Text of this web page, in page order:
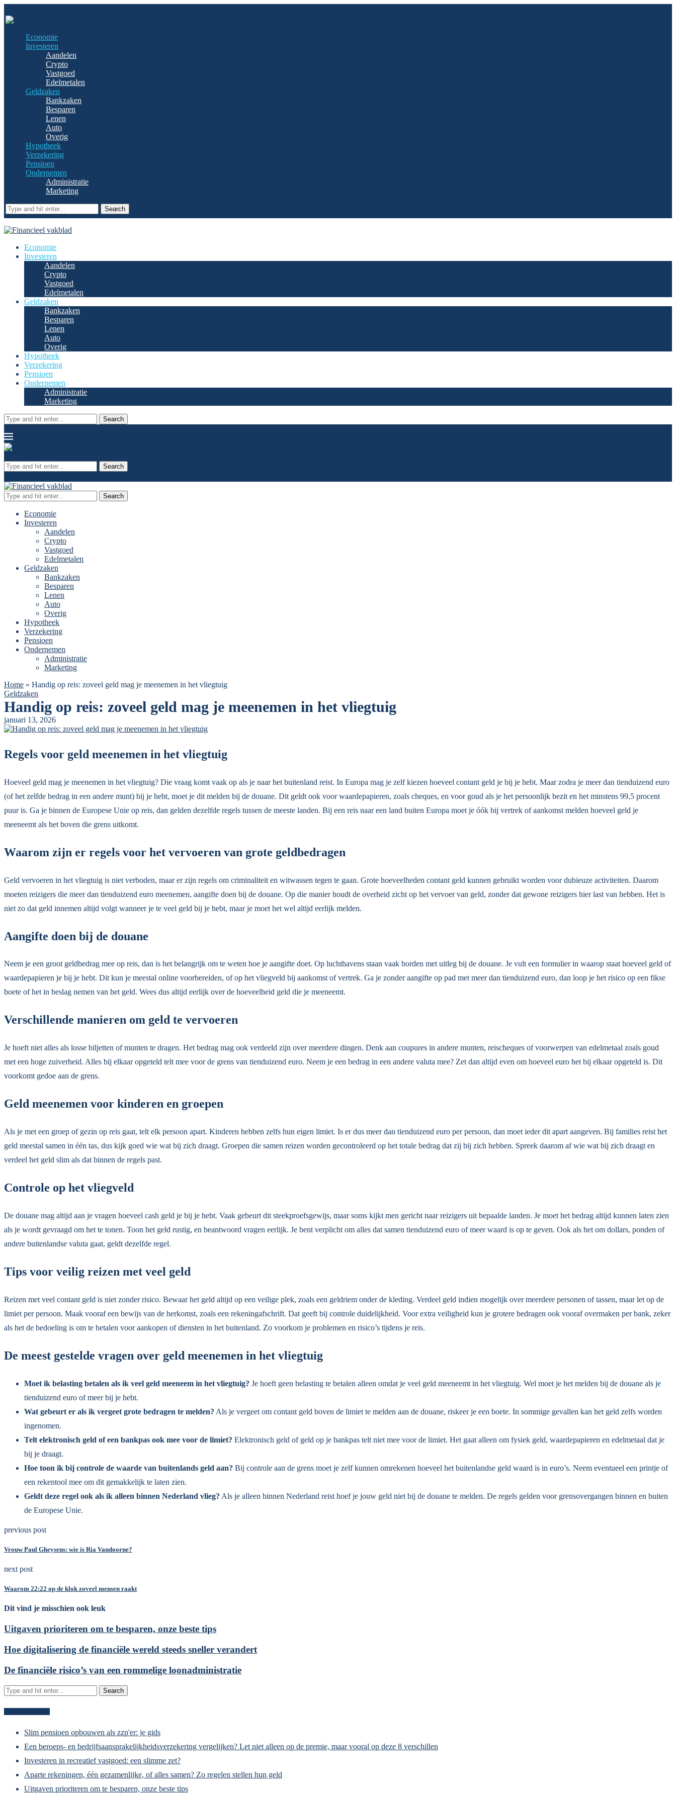
Economie
Investeren
Aandelen
Crypto
Vastgoed
Edelmetalen
Geldzaken
Bankzaken
Besparen
Lenen
Auto
Overig
Hypotheek
Verzekering
Pensioen
Ondernemen
Administratie
Marketing
Search
Economie
Investeren
Aandelen
Crypto
Vastgoed
Edelmetalen
Geldzaken
Bankzaken
Besparen
Lenen
Auto
Overig
Hypotheek
Verzekering
Pensioen
Ondernemen
Administratie
Marketing
Search
Search
Search
Economie
Investeren
Aandelen
Crypto
Vastgoed
Edelmetalen
Geldzaken
Bankzaken
Besparen
Lenen
Auto
Overig
Hypotheek
Verzekering
Pensioen
Ondernemen
Administratie
Marketing
Home » Handig op reis: zoveel geld mag je meenemen in het vliegtuig
Geldzaken
Handig op reis: zoveel geld mag je meenemen in het vliegtuig
januari 13, 2026
Regels voor geld meenemen in het vliegtuig
Hoeveel geld mag je meenemen in het vliegtuig? Die vraag komt vaak op als je naar het buitenland reist. In Europa mag je zelf kiezen hoeveel contant geld je bij je hebt. Maar zodra je meer dan tienduizend euro
(of het zelfde bedrag in een andere munt) bij je hebt, moet je dit melden bij de douane. Dit geldt ook voor waardepapieren, zoals cheques, en voor goud als je het persoonlijk bezit en het minstens 99,5 procent
puur is. Ga je binnen de Europese Unie op reis, dan gelden dezelfde regels tussen de meeste landen. Bij een reis naar een land buiten Europa moet je óók bij vertrek of aankomst melden hoeveel geld je
meeneemt als het boven die grens uitkomt.
Waarom zijn er regels voor het vervoeren van grote geldbedragen
Geld vervoeren in het vliegtuig is niet verboden, maar er zijn regels om criminaliteit en witwassen tegen te gaan. Grote hoeveelheden contant geld kunnen gebruikt worden voor dubieuze activiteiten. Daarom
moeten reizigers die meer dan tienduizend euro meenemen, aangifte doen bij de douane. Op die manier houdt de overheid zicht op het vervoer van geld, zonder dat gewone reizigers hier last van hebben. Het is
niet zo dat geld innemen altijd volgt wanneer je te veel geld bij je hebt, maar je moet het wel altijd eerlijk melden.
Aangifte doen bij de douane
Neem je een groot geldbedrag mee op reis, dan is het belangrijk om te weten hoe je aangifte doet. Op luchthavens staan vaak borden met uitleg bij de douane. Je vult een formulier in waarop staat hoeveel geld of
waardepapieren je bij je hebt. Dit kun je meestal online voorbereiden, of op het vliegveld bij aankomst of vertrek. Ga je zonder aangifte op pad met meer dan tienduizend euro, dan loop je het risico op een fikse
boete of het in beslag nemen van het geld. Wees dus altijd eerlijk over de hoeveelheid geld die je meeneemt.
Verschillende manieren om geld te vervoeren
Je hoeft niet alles als losse biljetten of munten te dragen. Het bedrag mag ook verdeeld zijn over meerdere dingen. Denk aan coupures in andere munten, reischeques of voorwerpen van edelmetaal zoals goud
met een hoge zuiverheid. Alles bij elkaar opgeteld telt mee voor de grens van tienduizend euro. Neem je een bedrag in een andere valuta mee? Zet dan altijd even om hoeveel euro het bij elkaar opgeteld is. Dit
voorkomt gedoe aan de grens.
Geld meenemen voor kinderen en groepen
Als je met een groep of gezin op reis gaat, telt elk persoon apart. Kinderen hebben zelfs hun eigen limiet. Is er dus meer dan tienduizend euro per persoon, dan moet ieder dit apart aangeven. Bij families reist het
geld meestal samen in één tas, dus kijk goed wie wat bij zich draagt. Groepen die samen reizen worden gecontroleerd op het totale bedrag dat zij bij zich hebben. Spreek daarom af wie wat bij zich draagt en
verdeel het geld slim als dat binnen de regels past.
Controle op het vliegveld
De douane mag altijd aan je vragen hoeveel cash geld je bij je hebt. Vaak gebeurt dit steekproefsgewijs, maar soms kijkt men gericht naar reizigers uit bepaalde landen. Je moet het bedrag altijd kunnen laten zien
als je wordt gevraagd om het te tonen. Toon het geld rustig, en beantwoord vragen eerlijk. Je bent verplicht om alles dat samen tienduizend euro of meer waard is op te geven. Ook als het om dollars, ponden of
andere buitenlandse valuta gaat, geldt dezelfde regel.
Tips voor veilig reizen met veel geld
Reizen met veel contant geld is niet zonder risico. Bewaar het geld altijd op een veilige plek, zoals een geldriem onder de kleding. Verdeel geld indien mogelijk over meerdere personen of tassen, maar let op de
limiet per persoon. Maak vooraf een bewijs van de herkomst, zoals een rekeningafschrift. Dat geeft bij controle duidelijkheid. Voor extra veiligheid kun je grotere bedragen ook vooraf overmaken per bank, zeker
als het de bedoeling is om te betalen voor aankopen of diensten in het buitenland. Zo voorkom je problemen en risico’s tijdens je reis.
De meest gestelde vragen over geld meenemen in het vliegtuig
Moet ik belasting betalen als ik veel geld meeneem in het vliegtuig? Je hoeft geen belasting te betalen alleen omdat je veel geld meeneemt in het vliegtuig. Wel moet je het melden bij de douane als je
tienduizend euro of meer bij je hebt.
Wat gebeurt er als ik vergeet grote bedragen te melden? Als je vergeet om contant geld boven de limiet te melden aan de douane, riskeer je een boete. In sommige gevallen kan het geld zelfs worden
ingenomen.
Telt elektronisch geld of een bankpas ook mee voor de limiet? Elektronisch geld of geld op je bankpas telt niet mee voor de limiet. Het gaat alleen om fysiek geld, waardepapieren en edelmetaal dat je
bij je draagt.
Hoe toon ik bij controle de waarde van buitenlands geld aan? Bij controle aan de grens moet je zelf kunnen omrekenen hoeveel het buitenlandse geld waard is in euro’s. Neem eventueel een printje of
een rekentool mee om dit gemakkelijk te laten zien.
Geldt deze regel ook als ik alleen binnen Nederland vlieg? Als je alleen binnen Nederland reist hoef je jouw geld niet bij de douane te melden. De regels gelden voor grensovergangen binnen en buiten
de Europese Unie.
previous post
Vrouw Paul Gheysens: wie is Ria Vandoorne?
next post
Waarom 22:22 op de klok zoveel mensen raakt
Dit vind je misschien ook leuk
Uitgaven prioriteren om te besparen, onze beste tips
Hoe digitalisering de financiële wereld steeds sneller verandert
De financiële risico’s van een rommelige loonadministratie
Slim pensioen opbouwen als zzp'er: je gids
Een beroeps- en bedrijfsaansprakelijkheidsverzekering vergelijken? Let niet alleen op de premie, maar vooral op deze 8 verschillen
Investeren in recreatief vastgoed: een slimme zet?
Aparte rekeningen, één gezamenlijke, of alles samen? Zo regelen stellen hun geld
Uitgaven prioriteren om te besparen, onze beste tips